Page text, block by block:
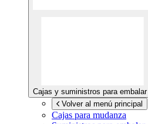
Cajas y suministros para embalar
Volver al menú principal
Cajas para mudanza